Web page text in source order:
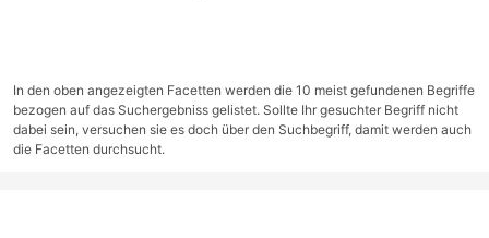
In den oben angezeigten Facetten werden die 10 meist gefundenen Begriffe
bezogen auf das Suchergebniss gelistet. Sollte Ihr gesuchter Begriff nicht
dabei sein, versuchen sie es doch über den Suchbegriff, damit werden auch
die Facetten durchsucht.